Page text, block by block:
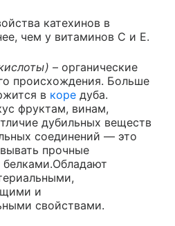
катехинов в
чем у витаминов С и Е.
– органические
происхождения. Больше
в коре дуба.
фруктам, винам,
дубильных веществ
соединений — это
прочные
и
свойствами.